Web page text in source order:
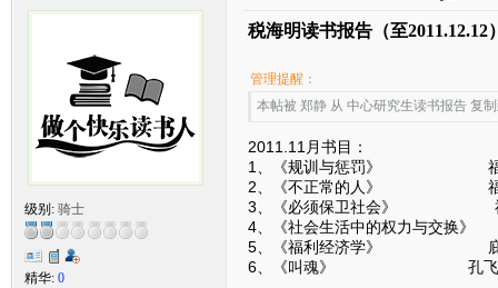
级别: 骑士
精华: 0
税海明读书报告（至2011.12.12
管理提醒：
本帖被 郑静 从 中心研究生读书报告 复
2011.11月书目：
1、《规训与惩罚》 福
2、《不正常的人》 福
3、《必须保卫社会》
4、《社会生活中的权力与交
5、《福利经济学》 庇
6、《叫魂》 孔飞